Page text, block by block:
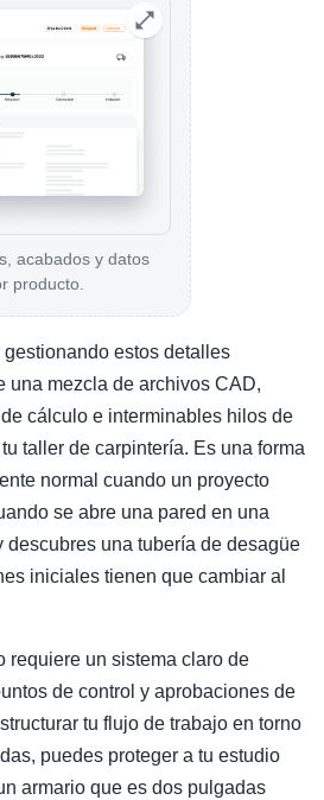
acabados y datos
producto.
estos detalles
una mezcla de archivos CAD,
cálculo e interminables hilos de
taller de carpintería. Es una forma
normal cuando un proyecto
se abre una pared en una
descubres una tubería de desagüe
iniciales tienen que cambiar al
requiere un sistema claro de
de control y aprobaciones de
tu flujo de trabajo en torno
puedes proteger a tu estudio
armario que es dos pulgadas